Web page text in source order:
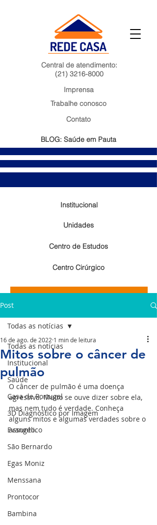
Central de atendimento:
(21) 3216-8000
Unidades
Centro Cirúrgico
Centro de Estudos
Institucional
Imprensa
Trabalhe conosco
Contato
BLOG: Saúde em Pauta
Resultados de exames laboratoriais
Post
Todas as notícias
Institucional
Saúde
Casa de Portugal
3D Diagnóstico por Imagem
Evangélico
São Bernardo
Egas Moniz
Menssana
Prontocor
Bambina
Todas as notícias
Mitos sobre o câncer de
pulmão
16 de ago. de 2022 1 min de leitura
O câncer de pulmão é uma doença
agressiva. Muito se ouve dizer sobre ela,
mas nem tudo é verdade. Conheça
alguns mitos e algumas verdades sobre o
assunto.